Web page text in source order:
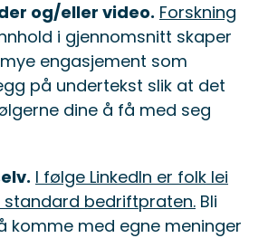
og/eller video. Forskning
i gjennomsnitt skaper
engasjement som
på undertekst slik at det
dine å få med seg
I følge LinkedIn er folk lei
standard bedriftpraten. Bli
komme med egne meninger